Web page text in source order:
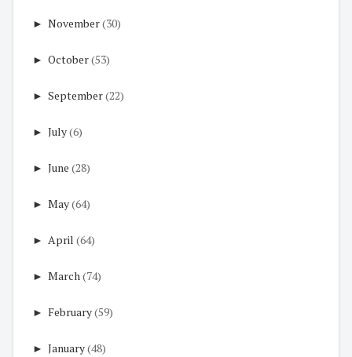
► November(30)
► October(53)
► September(22)
► July(6)
► June (28)
► May(64)
► April (64)
► March(74)
► February(59)
► January(48)